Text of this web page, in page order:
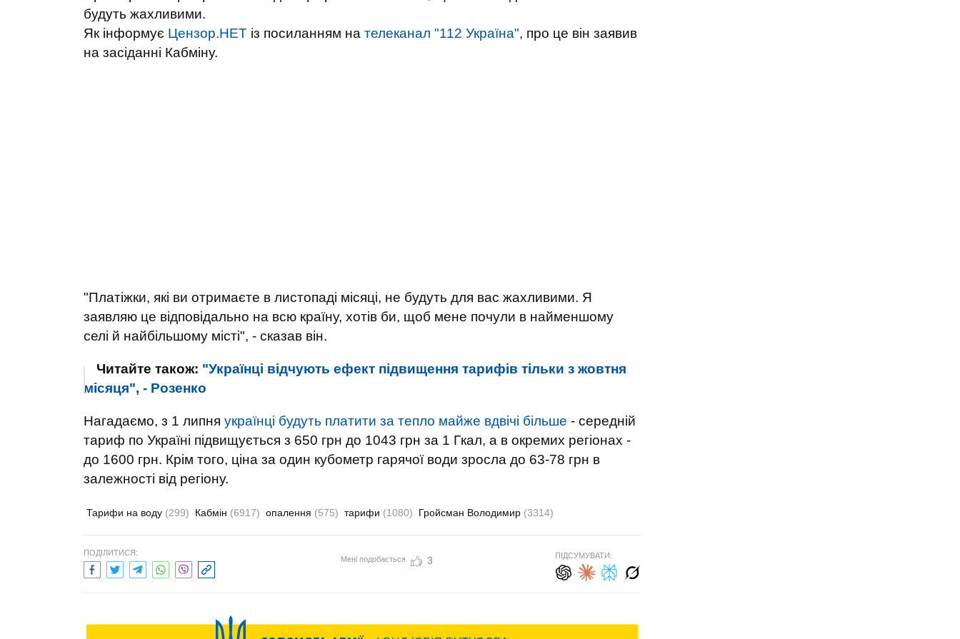
будуть жахливими.
Як інформує Цензор.НЕТ із посиланням на телеканал "112 Україна", про це він заявив
на засіданні Кабміну.
"Платіжки, які ви отримаєте в листопаді місяці, не будуть для вас жахливими. Я
заявляю це відповідально на всю країну, хотів би, щоб мене почули в найменшому
селі й найбільшому місті", - сказав він.
Читайте також: "Українці відчують ефект підвищення тарифів тільки з жовтня
місяця", - Розенко
Нагадаємо, з 1 липня українці будуть платити за тепло майже вдвічі більше - середній
тариф по Україні підвищується з 650 грн до 1043 грн за 1 Гкал, а в окремих регіонах -
до 1600 грн. Крім того, ціна за один кубометр гарячої води зросла до 63-78 грн в
залежності від регіону.
Тарифи на воду (299) Кабмін (6917) опалення (575) тарифи (1080) Гройсман Володимир (3314)
ПОДІЛИТИСЯ:
Мені подобається 3 ПІДСУМУВАТИ: